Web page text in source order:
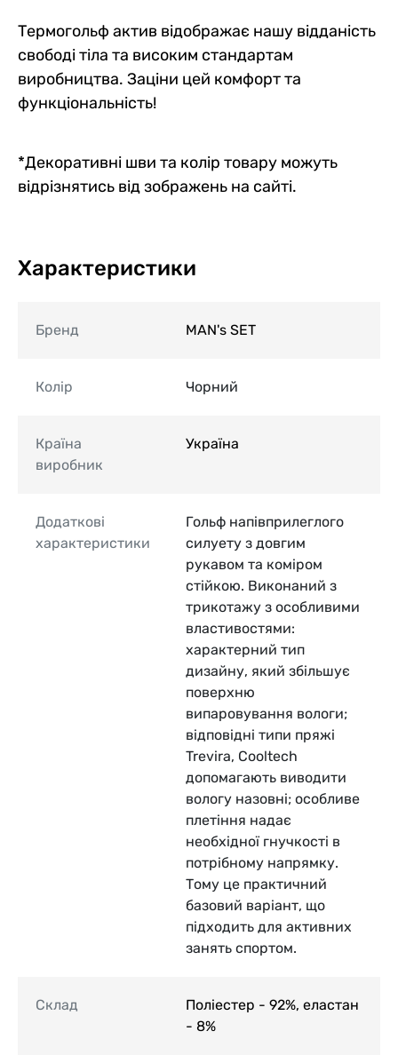
Термогольф актив відображає нашу відданість
свободі тіла та високим стандартам
виробництва. Заціни цей комфорт та
функціональність!
*Декоративні шви та колір товару можуть
відрізнятись від зображень на сайті.
Характеристики
Бренд MAN's SET
Колір Чорний
Країна
виробник
Україна
Додаткові
характеристики
Гольф напівприлеглого
силуету з довгим
рукавом та коміром
стійкою. Виконаний з
трикотажу з особливими
властивостями:
характерний тип
дизайну, який збільшує
поверхню
випаровування вологи;
відповідні типи пряжі
Trevira, Cooltech
допомагають виводити
вологу назовні; особливе
плетіння надає
необхідної гнучкості в
потрібному напрямку.
Тому це практичний
базовий варіант, що
підходить для активних
занять спортом.
Склад
Поліестер - 92%, еластан
- 8%